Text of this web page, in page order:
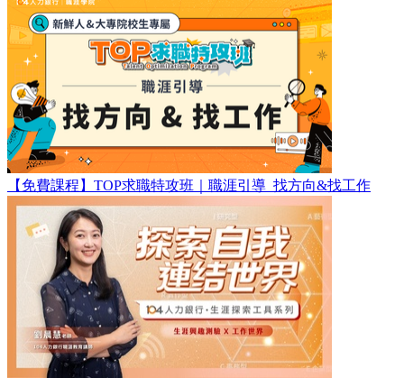
【免費課程】TOP求職特攻班｜職涯引導_找方向&找工作